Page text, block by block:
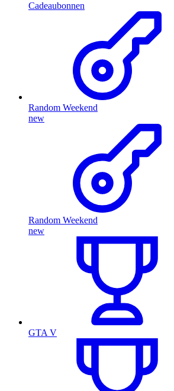
Cadeaubonnen
Random Weekend
new
Random Weekend
new
GTA V